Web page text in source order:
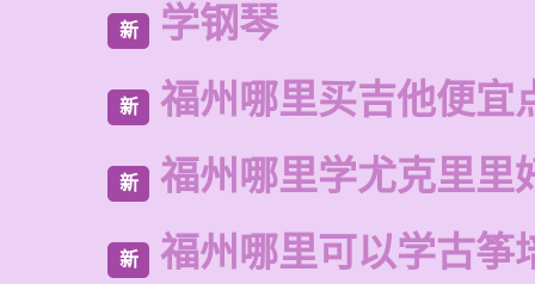
新 学钢琴
新 福州哪里买吉他便宜
新 福州哪里学尤克里里
新 福州哪里可以学古筝